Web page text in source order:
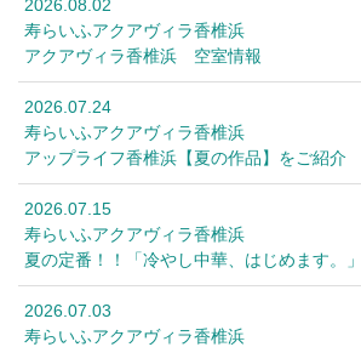
2026.08.02
寿らいふアクアヴィラ香椎浜
アクアヴィラ香椎浜 空室情報
2026.07.24
寿らいふアクアヴィラ香椎浜
アップライフ香椎浜【夏の作品】をご紹介
2026.07.15
寿らいふアクアヴィラ香椎浜
夏の定番！！「冷やし中華、はじめます。」
2026.07.03
寿らいふアクアヴィラ香椎浜